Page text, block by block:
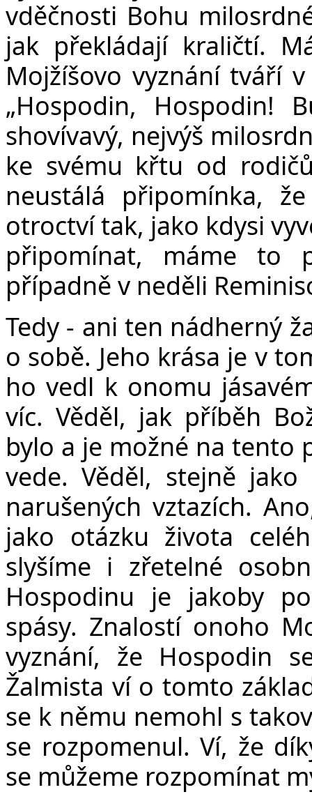
vděčnosti Bohu
jak překládají kraličtí.
Mojžíšovo vyznání tváří
„Hospodin, Hospodin!
shovívavý, nejvýš
ke svému křtu od
neustálá připomínka,
otroctví tak, jako kdysi
připomínat, máme to
případně v neděli
Tedy - ani ten nádherný
o sobě. Jeho krása je v
ho vedl k onomu
víc. Věděl, jak příběh
bylo a je možné na tento
vede. Věděl, stejně
narušených vztazích.
jako otázku života
slyšíme i zřetelné
Hospodinu je jakoby
spásy. Znalostí onoho
vyznání, že Hospodin
Žalmista ví o tomto
se k němu nemohl s
se rozpomenul. Ví, že
se můžeme rozpomínat